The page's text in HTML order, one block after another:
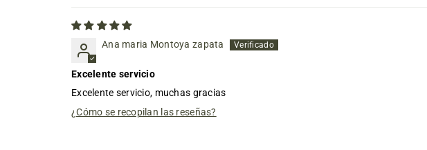
Ana maria Montoya zapata
Excelente servicio
Excelente servicio, muchas gracias
¿Cómo se recopilan las reseñas?